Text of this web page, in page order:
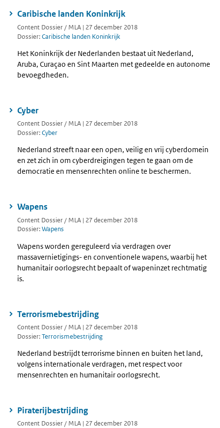
Caribische landen Koninkrijk
Content Dossier / MLA | 27 december 2018
Dossier:Caribische landen Koninkrijk
Het Koninkrijk der Nederlanden bestaat uit Nederland,
Aruba, Curaçao en Sint Maarten met gedeelde en autonome
bevoegdheden.
Cyber
Content Dossier / MLA | 27 december 2018
Dossier:Cyber
Nederland streeft naar een open, veilig en vrij cyberdomein
en zet zich in om cyberdreigingen tegen te gaan om de
democratie en mensenrechten online te beschermen.
Wapens
Content Dossier / MLA | 27 december 2018
Dossier:Wapens
Wapens worden gereguleerd via verdragen over
massavernietigings- en conventionele wapens, waarbij het
humanitair oorlogsrecht bepaalt of wapeninzet rechtmatig
is.
Terrorismebestrijding
Content Dossier / MLA | 27 december 2018
Dossier:Terrorismebestrijding
Nederland bestrijdt terrorisme binnen en buiten het land,
volgens internationale verdragen, met respect voor
mensenrechten en humanitair oorlogsrecht.
Piraterijbestrijding
Content Dossier / MLA | 27 december 2018